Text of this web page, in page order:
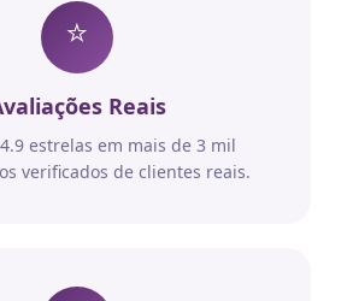
⭐
Reais
estrelas em mais de 3 mil
verificados de clientes reais.